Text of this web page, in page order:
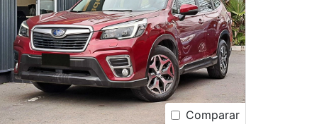
Comparar